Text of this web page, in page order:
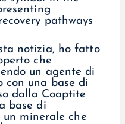
notizia, ho fatto
che
un agente di
con una base di
dalla Coaptite
base di
minerale che